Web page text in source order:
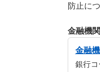
防止に
金融機
金融
銀行